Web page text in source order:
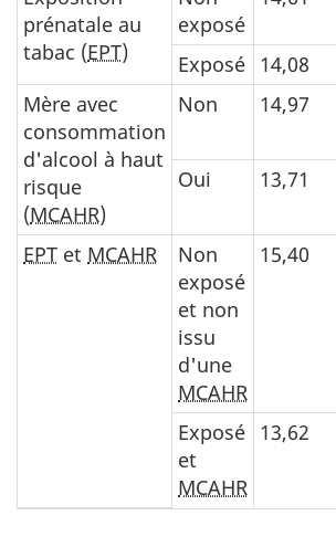
prénatale au
tabac (EPT)
exposé
Exposé 14,08
Mère avec
consommation
d'alcool à haut
risque
(MCAHR)
Non 14,97
Oui 13,71
EPT et MCAHR
Non
exposé
et non
issu
d'une
MCAHR
15,40
Exposé
et
MCAHR
13,62